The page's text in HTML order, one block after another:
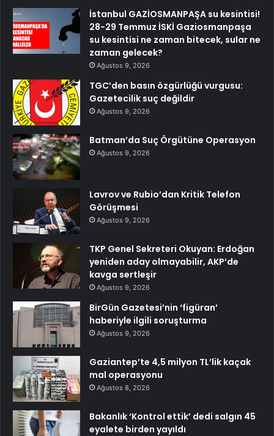
İstanbul GAZİOSMANPAŞA su kesintisi!
28-29 Temmuz İSKİ Gaziosmanpaşa
su kesintisi ne zaman bitecek, sular ne
zaman gelecek?
Ağustos 9, 2026
TGC’den basın özgürlüğü vurgusu:
Gazetecilik suç değildir
Ağustos 9, 2026
Batman’da Suç Örgütüne Operasyon
Ağustos 9, 2026
Lavrov ve Rubio’dan Kritik Telefon
Görüşmesi
Ağustos 9, 2026
TKP Genel Sekreteri Okuyan: Erdoğan
yeniden aday olmayabilir, AKP’de
kavga sertleşir
Ağustos 9, 2026
BirGün Gazetesi’nin ‘figüran’
haberiyle ilgili soruşturma
Ağustos 9, 2026
Gaziantep’te 4,5 milyon TL’lik kaçak
mal operasyonu
Ağustos 8, 2026
Bakanlık ‘Kontrol ettik’ dedi salgın 45
eyalete birden yayıldı